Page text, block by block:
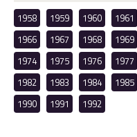
1958 1959 1960 1961
1966
1967 1968 1969
1974
1975 1976 1977
1982
1983 1984 1985
1990
1991 1992